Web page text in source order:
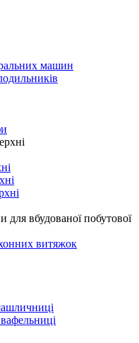
машин
для вбудованої побутової
витяжок